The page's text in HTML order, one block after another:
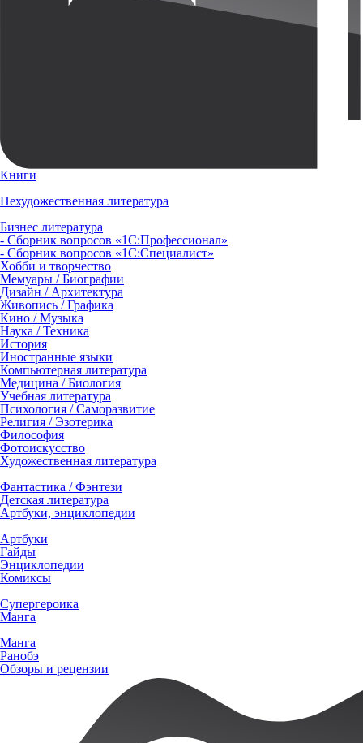
Книги
Нехудожественная литература
Бизнес литература
- Сборник вопросов «1С:Профессионал»
- Сборник вопросов «1С:Специалист»
Хобби и творчество
Мемуары / Биографии
Дизайн / Архитектура
Живопись / Графика
Кино / Музыка
Наука / Техника
История
Иностранные языки
Компьютерная литература
Медицина / Биология
Учебная литература
Психология / Саморазвитие
Религия / Эзотерика
Философия
Фотоискусство
Художественная литература
Фантастика / Фэнтези
Детская литература
Артбуки, энциклопедии
Артбуки
Гайды
Энциклопедии
Комиксы
Супергероика
Манга
Манга
Ранобэ
Обзоры и рецензии